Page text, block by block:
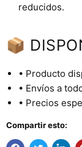
reducidos.
📦
• Producto
• Envíos a
• Precios
Compartir esto: